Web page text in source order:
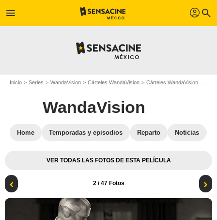
menu profil search
Inicio Series WandaVision Cárteles WandaVision Cárteles WandaVision T01
WandaVision
Home Temporadas y episodios Reparto Noticias
VER TODAS LAS FOTOS DE ESTA PELÍCULA
2/ 47 Fotos